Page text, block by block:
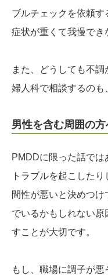
ブルチェックを依頼す
症状が重くて我慢でき
また、どうしても不
婦人科で相談するのも
男性を含む周囲の方
PMDDに限った話では
トラブルを起こした
間性が悪いと決めつ
でいるかもしれない
すことが大切です。
もし、職場に調子が悪